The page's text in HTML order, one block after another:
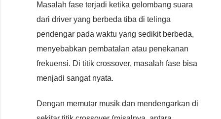
Masalah fase terjadi ketika gelombang suara
dari driver yang berbeda tiba di telinga
pendengar pada waktu yang sedikit berbeda,
menyebabkan pembatalan atau penekanan
frekuensi. Di titik crossover, masalah fase bisa
menjadi sangat nyata.
Dengan memutar musik dan mendengarkan di